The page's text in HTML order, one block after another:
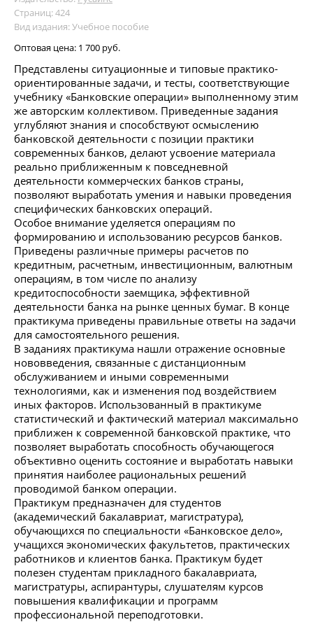
Страниц: 424
Вид издания: Учебное пособие
Оптовая цена: 1 700 руб.
Представлены ситуационные и типовые практико-
ориентированные задачи, и тесты, соответствующие
учебнику «Банковские операции» выполненному этим
же авторским коллективом. Приведенные задания
углубляют знания и способствуют осмыслению
банковской деятельности с позиции практики
современных банков, делают усвоение материала
реально приближенным к повседневной
деятельности коммерческих банков страны,
позволяют выработать умения и навыки проведения
специфических банковских операций.
Особое внимание уделяется операциям по
формированию и использованию ресурсов банков.
Приведены различные примеры расчетов по
кредитным, расчетным, инвестиционным, валютным
операциям, в том числе по анализу
кредитоспособности заемщика, эффективной
деятельности банка на рынке ценных бумаг. В конце
практикума приведены правильные ответы на задачи
для самостоятельного решения.
В заданиях практикума нашли отражение основные
нововведения, связанные с дистанционным
обслуживанием и иными современными
технологиями, как и изменения под воздействием
иных факторов. Использованный в практикуме
статистический и фактический материал максимально
приближен к современной банковской практике, что
позволяет выработать способность обучающегося
объективно оценить состояние и выработать навыки
принятия наиболее рациональных решений
проводимой банком операции.
Практикум предназначен для студентов
(академический бакалавриат, магистратура),
обучающихся по специальности «Банковское дело»,
учащихся экономических факультетов, практических
работников и клиентов банка. Практикум будет
полезен студентам прикладного бакалавриата,
магистратуры, аспирантуры, слушателям курсов
повышения квалификации и программ
профессиональной переподготовки.